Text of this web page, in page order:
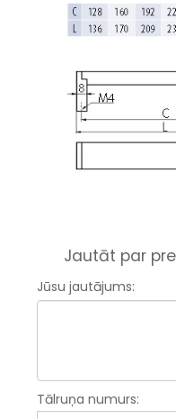
Jautāt par
Jūsu jautājums:
Tālruņa numurs: